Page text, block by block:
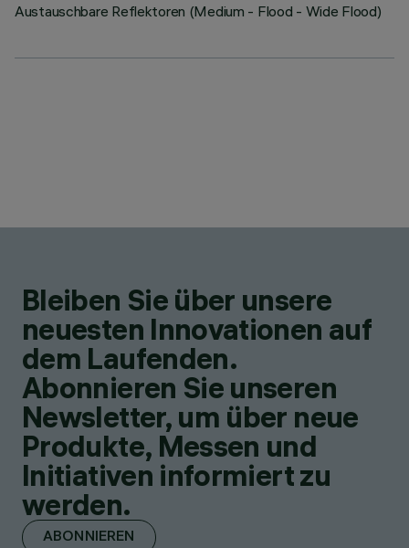
Austauschbare Reflektoren (Medium - Flood - Wide Flood)
Bleiben Sie über unsere
neuesten Innovationen auf
dem Laufenden.
Abonnieren Sie unseren
Newsletter, um über neue
Produkte, Messen und
Initiativen informiert zu
werden.
ABONNIEREN